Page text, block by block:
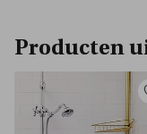
Producten